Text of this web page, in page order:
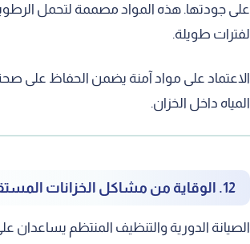
على جودتها. هذه المواد مصممة لتحمل الرطوبة
لفترات طويلة.
الاعتماد على مواد آمنة يضمن الحفاظ على
المياه داخل الخزان.
12. الوقاية من مشاكل الخزانات المستقبلية
الصيانة الدورية والتنظيف المنتظم يساعدان